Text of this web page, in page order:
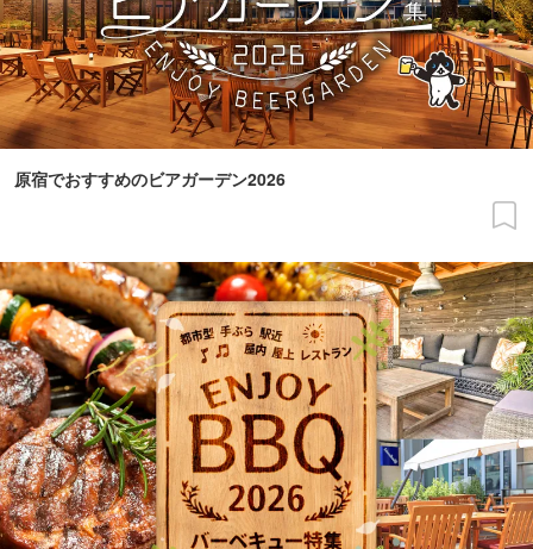
原宿でおすすめのビアガーデン2026